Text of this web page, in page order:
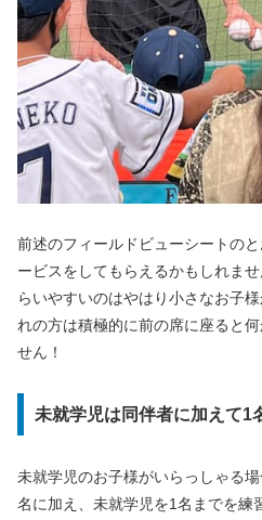
前述のフィールドビューシートの
ービスをしてもらえるかもしれま
らいやすいのはやはり小さなお子
れの方は積極的に前の席に座ると
せん！
未就学児は同伴者に加えて1
未就学児のお子様がいらっしゃる
名に加え、未就学児を1名までを練